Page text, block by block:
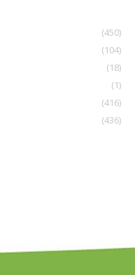
(450)
(104)
(18)
(1)
(416)
(436)